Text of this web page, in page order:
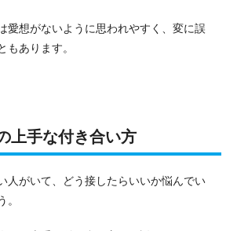
愛想がないように思われやすく、変に誤
もあります。
上手な付き合い方
人がいて、どう接したらいいか悩んでい
。